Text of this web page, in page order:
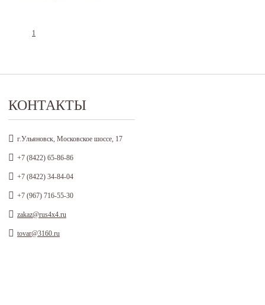
1
КОНТАКТЫ
г.Ульяновск, Московское шоссе, 17
+7 (8422) 65-86-86
+7 (8422) 34-84-04
+7 (967) 716-55-30
zakaz@rus4x4.ru
tovar@3160.ru